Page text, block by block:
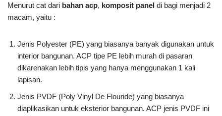
Menurut cat dari bahan acp, komposit panel di bagi menjadi 2
macam, yaitu :
Jenis Polyester (PE) yang biasanya banyak digunakan untuk
interior bangunan. ACP tipe PE lebih murah di pasaran
dikarenakan lebih tipis yang hanya menggunakan 1 kali
lapisan.
Jenis PVDF (Poly Vinyl De Flouride) yang biasanya
diaplikasikan untuk eksterior bangunan. ACP jenis PVDF ini